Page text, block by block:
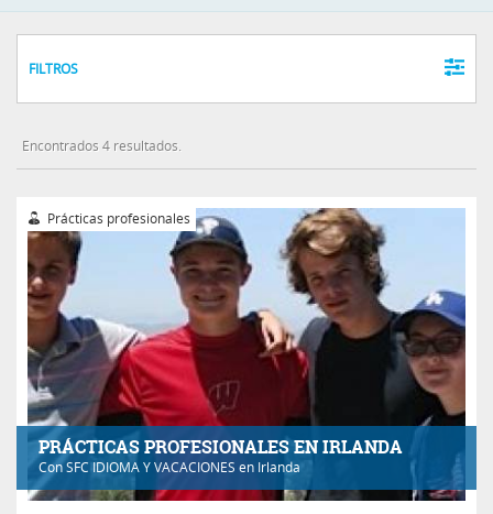
FILTROS
Encontrados 4 resultados.
PRÁCTICAS PROFESIONALES EN IRLANDA
ConSFC IDIOMA Y VACACIONES en Irlanda
Prácticas profesionales